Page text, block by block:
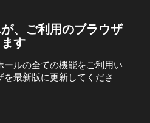
、ご利用のブラウザ
す
ールの全ての機能をご利用い
最新版に更新してくださ